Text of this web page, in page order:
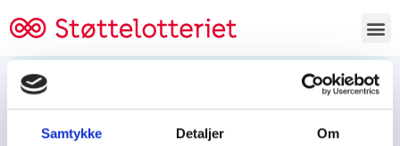
Samtykke Detaljer Om